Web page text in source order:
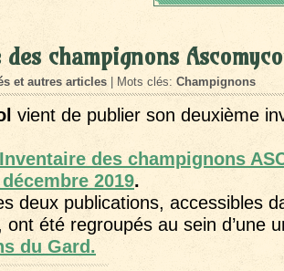
champignons
et autres articles | Mots clés: Champignons
vient de publier son deuxième
Inventaire des champignons
2019.
deux publications, accessibles
ont été regroupés au sein d’une
du Gard.